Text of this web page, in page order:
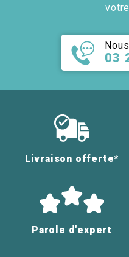
03
Livraison offerte*
Parole d'expert